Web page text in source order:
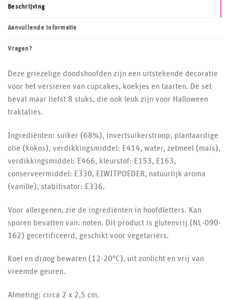
Beschrijving
Aanvullende informatie
Vragen?
Deze griezelige doodshoofden zijn een uitstekende decoratie
voor het versieren van cupcakes, koekjes en taarten. De set
bevat maar liefst 8 stuks, die ook leuk zijn voor Halloween
traktaties.
Ingrediënten: suiker (68%), invertsuikerstroop, plantaardige
olie (kokos), verdikkingsmiddel: E414, water, zetmeel (maïs),
verdikkingsmiddel: E466, kleurstof: E153, E163,
conserveermiddel: E330, EIWITPOEDER, natuurlijk aroma
(vanille), stabilisator: E336.
Voor allergenen, zie de ingrediënten in hoofdletters. Kan
sporen bevatten van: noten. Dit product is glutenvrij (NL-090-
162) gecertificeerd, geschikt voor vegetariërs.
Koel en droog bewaren (12-20°C), uit zonlicht en vrij van
vreemde geuren.
Afmeting: circa 2 x 2,5 cm.